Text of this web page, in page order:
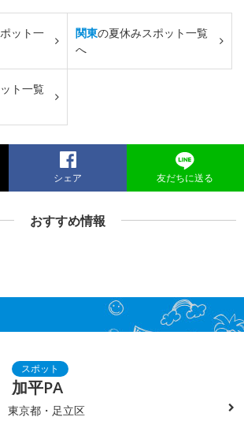
ット一
関東の夏休みスポット一覧
へ
ト一覧
シェア 友だちに送る
おすすめ情報
加平PA
東京都・足立区